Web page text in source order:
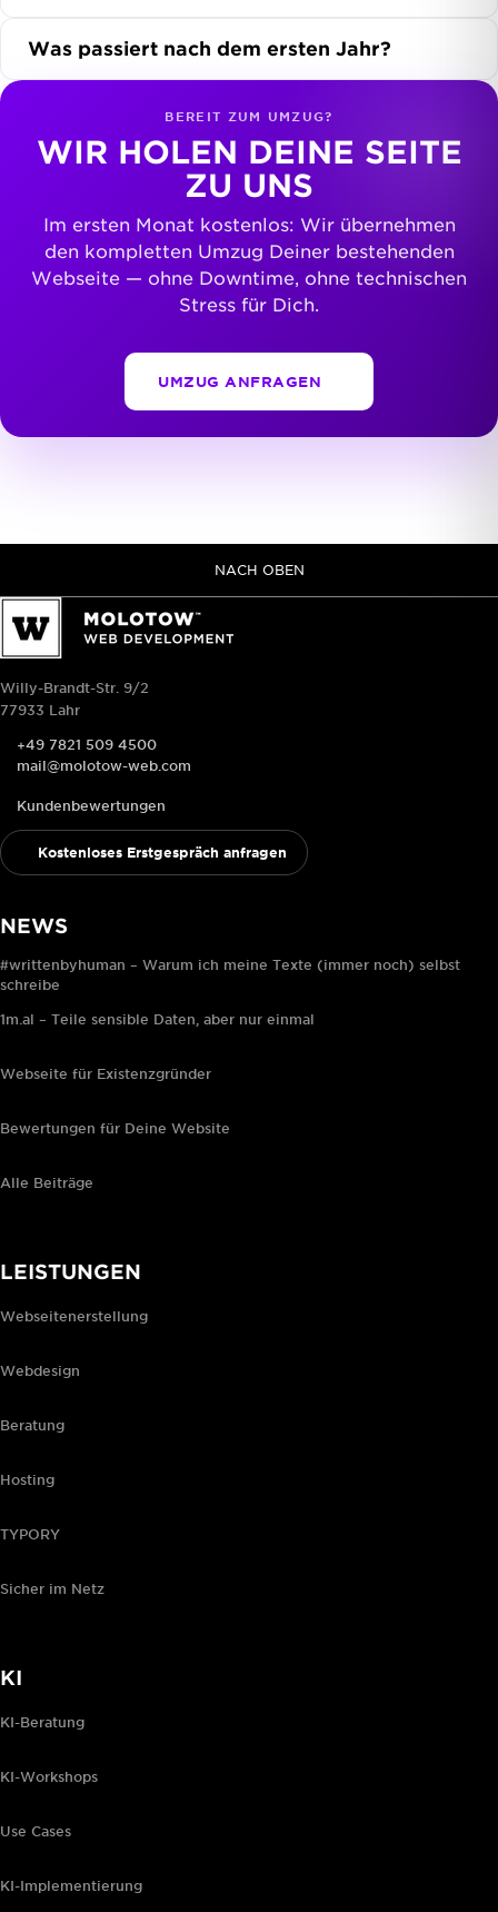
Was passiert nach dem ersten Jahr?
BEREIT ZUM UMZUG?
WIR HOLEN DEINE SEITE
ZU UNS
Im ersten Monat kostenlos: Wir übernehmen
den kompletten Umzug Deiner bestehenden
Webseite — ohne Downtime, ohne technischen
Stress für Dich.
UMZUG ANFRAGEN
NACH OBEN
Willy-Brandt-Str. 9/2
77933 Lahr
+49 7821 509 4500
mail@molotow-web.com
Kundenbewertungen
Kostenloses Erstgespräch anfragen
NEWS
#writtenbyhuman – Warum ich meine Texte (immer noch) selbst
schreibe
1m.al – Teile sensible Daten, aber nur einmal
Webseite für Existenzgründer
Bewertungen für Deine Website
Alle Beiträge
LEISTUNGEN
Webseitenerstellung
Webdesign
Beratung
Hosting
TYPORY
Sicher im Netz
KI
KI-Beratung
KI-Workshops
Use Cases
KI-Implementierung